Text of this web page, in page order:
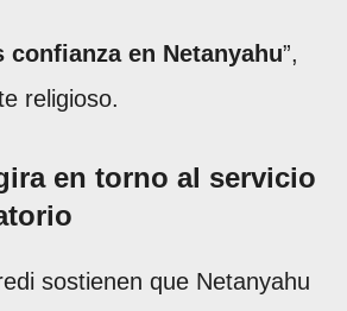
confianza en Netanyahu”,
religioso.
en torno al servicio
sostienen que Netanyahu